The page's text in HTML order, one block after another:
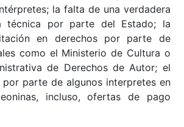
la falta de una verdadera
técnica por parte del Estado; la
en derechos por parte de
como el Ministerio de Cultura o
de Derechos de Autor; el
por parte de algunos interpretes en
incluso, ofertas de pago